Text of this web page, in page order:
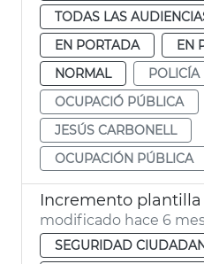
TODAS LAS
EN PORTADA
EN
NORMAL
POLICÍA
OCUPACIÓ PÚBLICA
JESÚS CARBONELL
OCUPACIÓN PÚBLICA
modificado hace 6
SEGURIDAD